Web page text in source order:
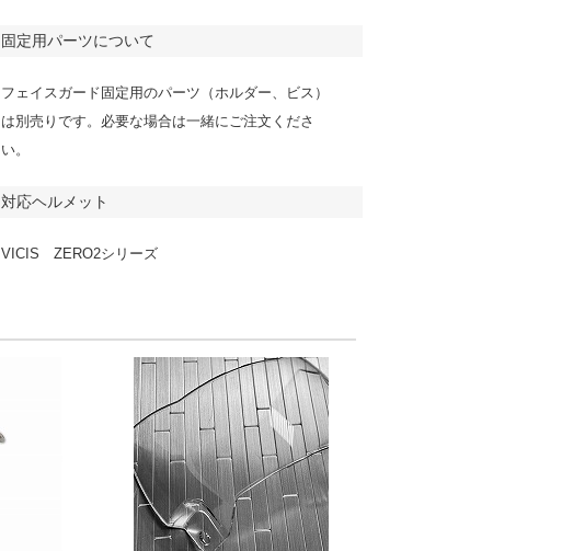
固定用パーツについて
フェイスガード固定用のパーツ（ホルダー、ビス）
は別売りです。必要な場合は一緒にご注文くださ
い。
対応ヘルメット
VICIS ZERO2シリーズ